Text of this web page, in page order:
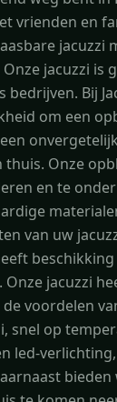
vrienden en
jacuzzi
jacuzzi is
Bij
om een
Onze
en te
van uw
jacuzzi
voordelen
snel op
led-
bieden